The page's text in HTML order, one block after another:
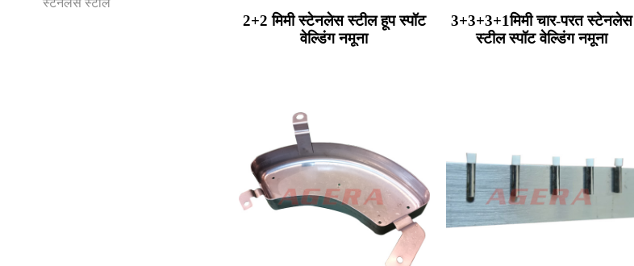
स्टेनलेस स्टील
2+2 मिमी स्टेनलेस स्टील हूप स्पॉट
वेल्डिंग नमूना
3+3+3+1मिमी चार-परत स्टेनलेस
स्टील स्पॉट वेल्डिंग नमूना